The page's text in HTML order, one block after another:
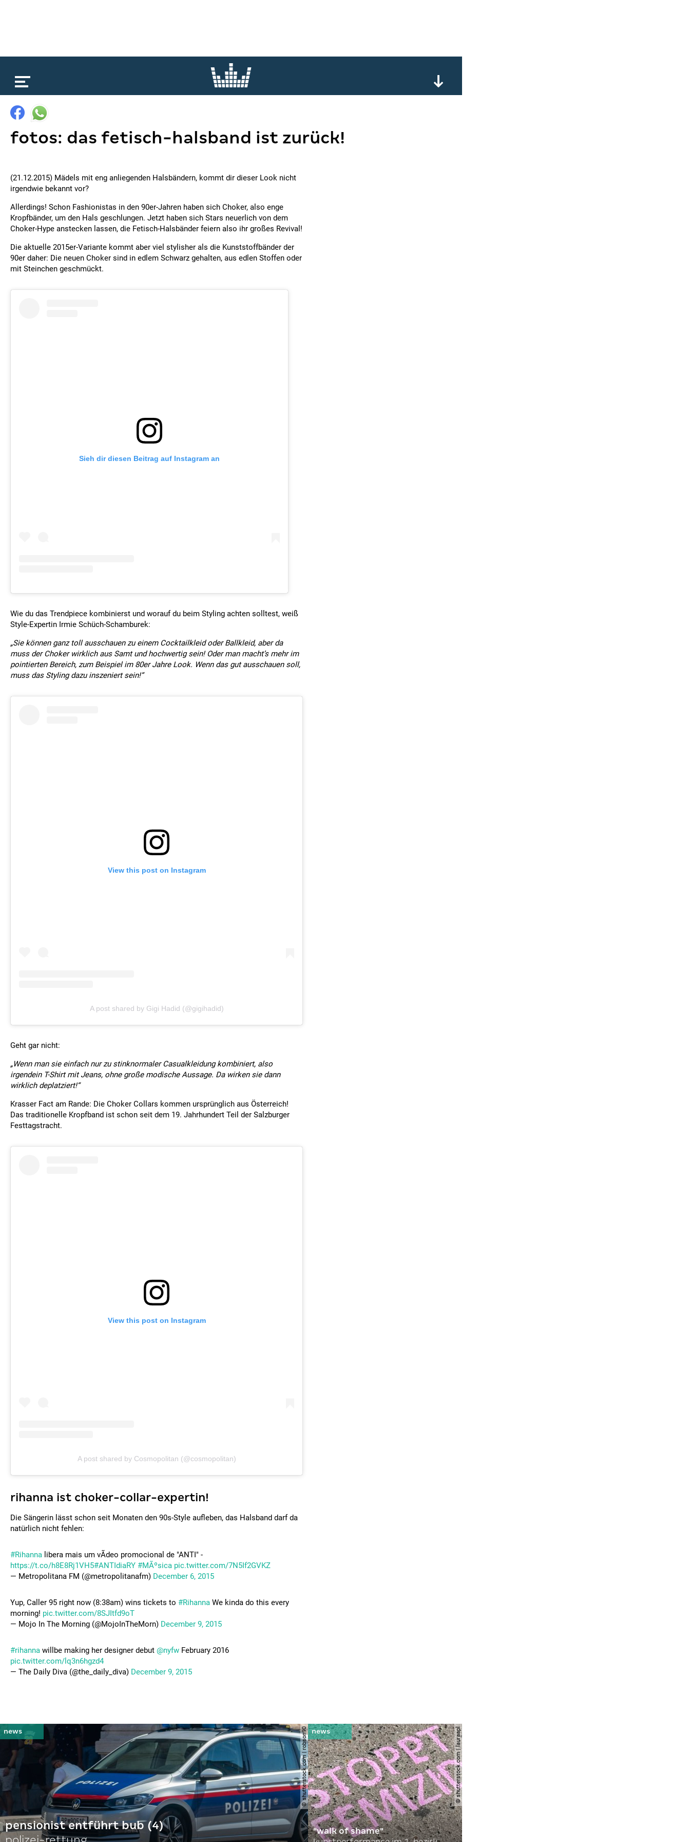
fotos: das fetisch-halsband ist zurück!
(21.12.2015) Mädels mit eng anliegenden Halsbändern, kommt dir dieser Look nicht
irgendwie bekannt vor?
Allerdings! Schon Fashionistas in den 90er-Jahren haben sich Choker, also enge
Kropfbänder, um den Hals geschlungen. Jetzt haben sich Stars neuerlich von dem
Choker-Hype anstecken lassen, die Fetisch-Halsbänder feiern also ihr großes Revival!
Die aktuelle 2015er-Variante kommt aber viel stylisher als die Kunststoffbänder der
90er daher: Die neuen Choker sind in edlem Schwarz gehalten, aus edlen Stoffen oder
mit Steinchen geschmückt.
Sieh dir diesen Beitrag auf Instagram an
Wie du das Trendpiece kombinierst und worauf du beim Styling achten solltest, weiß
Style-Expertin Irmie Schüch-Schamburek:
„Sie können ganz toll ausschauen zu einem Cocktailkleid oder Ballkleid, aber da
muss der Choker wirklich aus Samt und hochwertig sein! Oder man macht’s mehr im
pointierten Bereich, zum Beispiel im 80er Jahre Look. Wenn das gut ausschauen soll,
muss das Styling dazu inszeniert sein!“
View this post on Instagram
A post shared by Gigi Hadid (@gigihadid)
Geht gar nicht:
„Wenn man sie einfach nur zu stinknormaler Casualkleidung kombiniert, also
irgendein T-Shirt mit Jeans, ohne große modische Aussage. Da wirken sie dann
wirklich deplatziert!“
Krasser Fact am Rande: Die Choker Collars kommen ursprünglich aus Österreich!
Das traditionelle Kropfband ist schon seit dem 19. Jahrhundert Teil der Salzburger
Festtagstracht.
View this post on Instagram
A post shared by Cosmopolitan (@cosmopolitan)
rihanna ist choker-collar-expertin!
Die Sängerin lässt schon seit Monaten den 90s-Style aufleben, das Halsband darf da
natürlich nicht fehlen:
#Rihanna libera mais um vÃ­deo promocional de "ANTI" -
https://t.co/h8E8Rj1VH5#ANTIdiaRY #MÃºsica pic.twitter.com/7N5If2GVKZ
— Metropolitana FM (@metropolitanafm) December 6, 2015
Yup, Caller 95 right now (8:38am) wins tickets to #Rihanna We kinda do this every
morning! pic.twitter.com/8SJItfd9oT
— Mojo In The Morning (@MojoInTheMorn) December 9, 2015
#rihanna willbe making her designer debut @nyfw February 2016
pic.twitter.com/lq3n6hgzd4
— The Daily Diva (@the_daily_diva) December 9, 2015
© shutterstock.com | robson90
pensionist entführt bub (4)
© shutterstock.com | lauraapl
"walk of shame"